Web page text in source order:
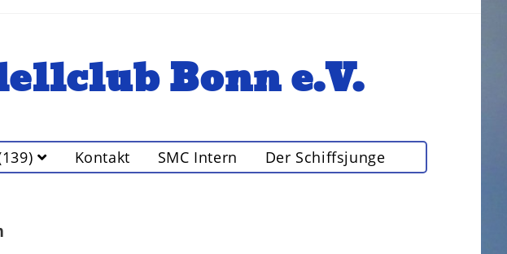
Bonn e.V.
Kontakt SMC Intern Der Schiffsjunge